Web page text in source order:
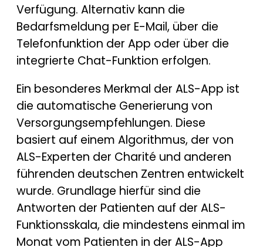
Verfügung. Alternativ kann die
Bedarfsmeldung per E-Mail, über die
Telefonfunktion der App oder über die
integrierte Chat-Funktion erfolgen.
Ein besonderes Merkmal der ALS-App ist
die automatische Generierung von
Versorgungsempfehlungen. Diese
basiert auf einem Algorithmus, der von
ALS-Experten der Charité und anderen
führenden deutschen Zentren entwickelt
wurde. Grundlage hierfür sind die
Antworten der Patienten auf der ALS-
Funktionsskala, die mindestens einmal im
Monat vom Patienten in der ALS-App